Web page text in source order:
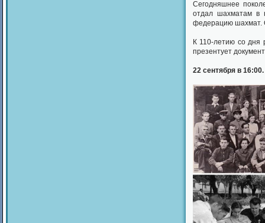
Сегодняшнее
отдал шахматам в
федерацию шахмат.
К 110-летию со дня
презентует
22 сентября в 16:00.